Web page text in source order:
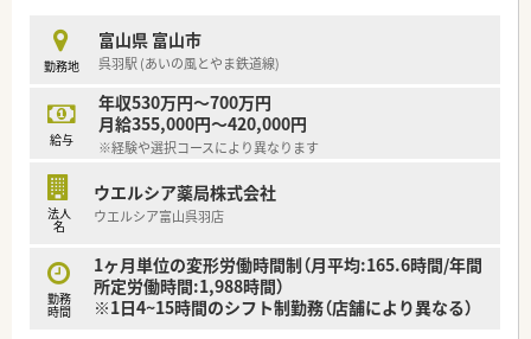
■育児休暇は3歳まで取得が可能で、時短制度は小学5年生まで
時短勤務ができるよう変更予定です。
■年間休日が120日とワークライフバランスが整っています
■日用品から常備薬まで、従業員割引制度など嬉しいメリットも
たくさんあります！
勤務地
富山県 富山市
呉羽駅 (あいの風とやま鉄道線)
給与
年収530万円～700万円
月給355,000円～420,000円
※経験や選択コースにより異なります
法人
名
ウエルシア薬局株式会社
ウエルシア富山呉羽店
勤務
時間
1ヶ月単位の変形労働時間制（月平均:165.6時間/年間
所定労働時間:1,988時間）
※1日4~15時間のシフト制勤務（店舗により異なる）